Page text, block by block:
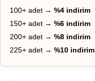
100+ adet → %4 indirim
150+ adet → %6 indirim
200+ adet → %8 indirim
225+ adet → %10 indirim